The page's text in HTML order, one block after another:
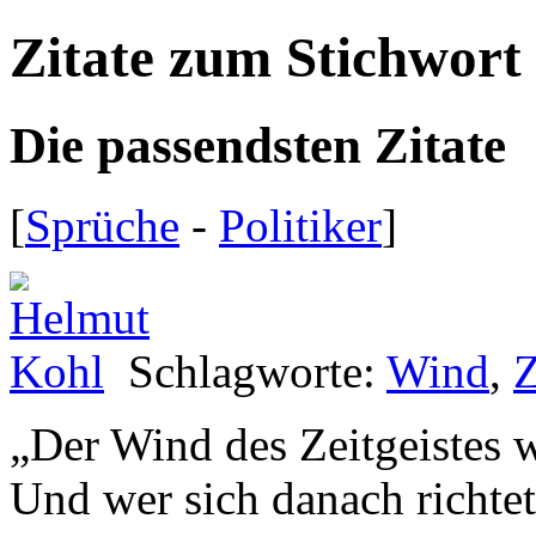
Zitate zum Stichwort
Die passendsten Zitate
[Sprüche - Politiker]
Schlagworte: Wind,
„Der Wind des Zeitgeistes
Und wer sich danach